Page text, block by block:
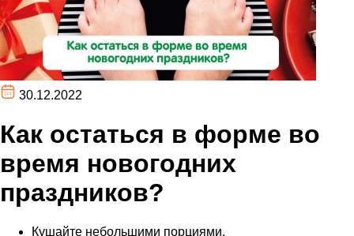
30.12.2022
Как остаться в форме во
время новогодних
праздников?
Кушайте небольшими порциями.⁣⁣⠀